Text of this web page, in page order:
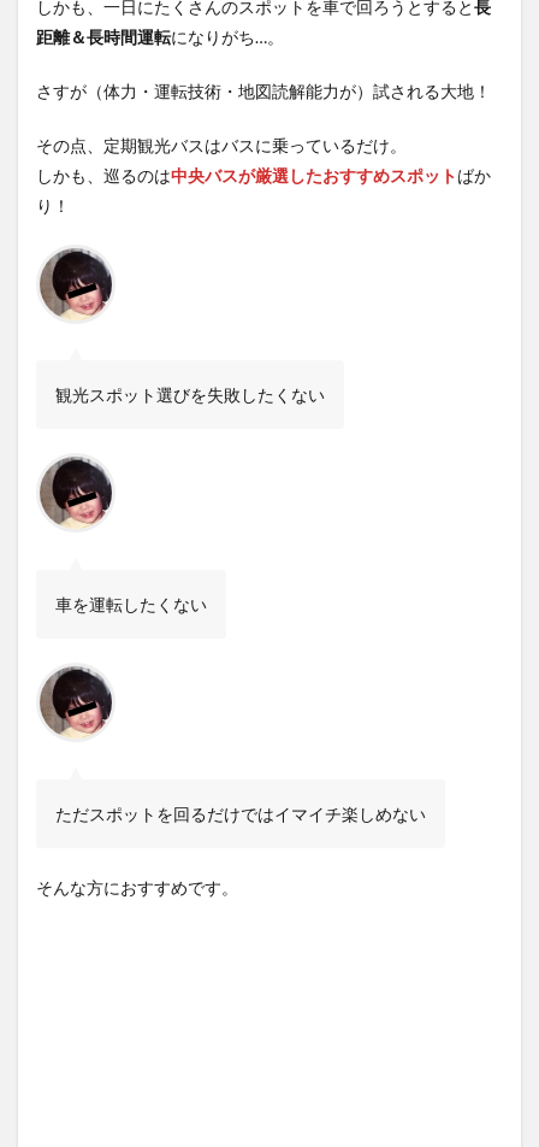
しかも、一日にたくさんのスポットを車で回ろうとすると長
距離＆長時間運転になりがち…。
さすが（体力・運転技術・地図読解能力が）試される大地！
その点、定期観光バスはバスに乗っているだけ。
しかも、巡るのは中央バスが厳選したおすすめスポットばか
り！
観光スポット選びを失敗したくない
車を運転したくない
ただスポットを回るだけではイマイチ楽しめない
そんな方におすすめです。